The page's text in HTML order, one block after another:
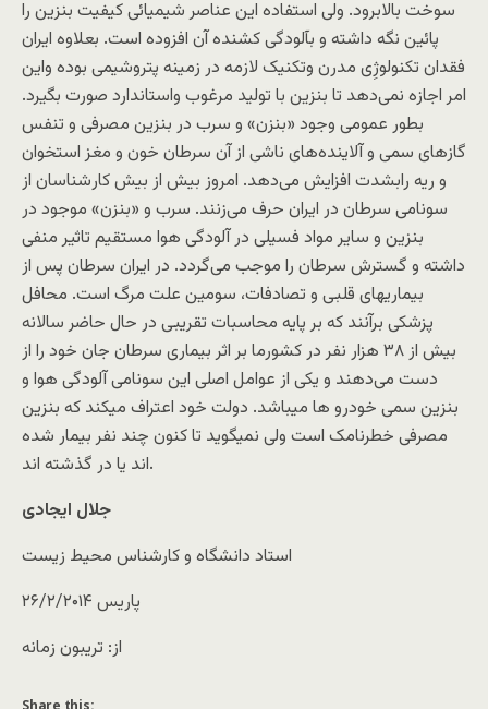
سوخت بالابرود. ولی استفاده این عناصر شیمیائی کیفیت بنزین را
پائین نگه داشته و بآلودگی کشنده آن افزوده است. بعلاوه ایران
فقدان تکنولوژِی مدرن وتکنیک لازمه در زمینه پتروشیمی بوده واین
امر اجازه نمی‌دهد تا بنزین با تولید مرغوب واستاندارد صورت بگیرد.
بطور عمومی وجود «بنزن» و سرب در بنزین مصرفی و تنفس
گازهای سمی و آلاینده‌های ناشی از آن سرطان خون و مغز استخوان
و ریه رابشدت افزایش می‌دهد. امروز بیش از بیش کار‌شناسان از
سونامی سرطان در ایران حرف می‌زنند. سرب و «بنزن» موجود در
بنزین و سایر مواد فسیلی در آلودگی هوا مستقیم تاثیر منفی
داشته و گسترش سرطان را موجب می‌گردد. در ایران سرطان پس از
بیماریهای قلبی و تصادفات، سومین علت مرگ است. محافل
پزشکی برآنند که بر پایه محاسبات تقریبی در حال حاضر سالانه
بیش از ۳۸ هزار نفر در کشورما بر اثر بیماری سرطان جان خود را از
دست می‌دهند و یکی از عوامل اصلی این سونامی آلودگی هوا و
بنزین سمی خودرو ها میباشد. دولت خود اعتراف میکند که بنزین
مصرفی خطرنامک است ولی نمیگوید تا کنون چند نفر بیمار شده
اند یا در گذشته اند.
جلال ایجادی
استاد دانشگاه و کارشناس محیط زیست
۲۶/۲/۲۰۱۴ پاریس
از: تریبون زمانه
Share this: